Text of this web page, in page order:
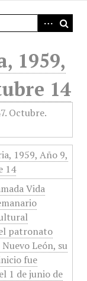
1959,
14
1959, Año 9,
14
Vida
patronato
León, su
fue
1 de junio de